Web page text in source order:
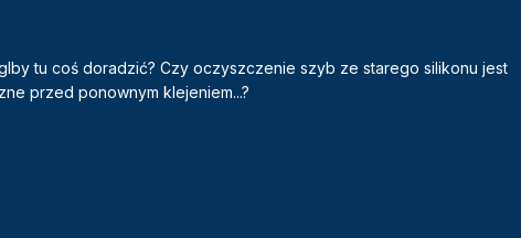
tu coś doradzić? Czy oczyszczenie szyb ze starego silikonu jest
przed ponownym klejeniem...?